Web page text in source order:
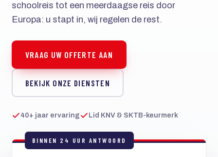
schoolreis tot een meerdaagse reis door
Europa: u stapt in, wij regelen de rest.
VRAAG UW OFFERTE AAN
BEKIJK ONZE DIENSTEN
40+ jaar ervaring Lid KNV & SKTB-keurmerk
BINNEN 24 UUR ANTWOORD